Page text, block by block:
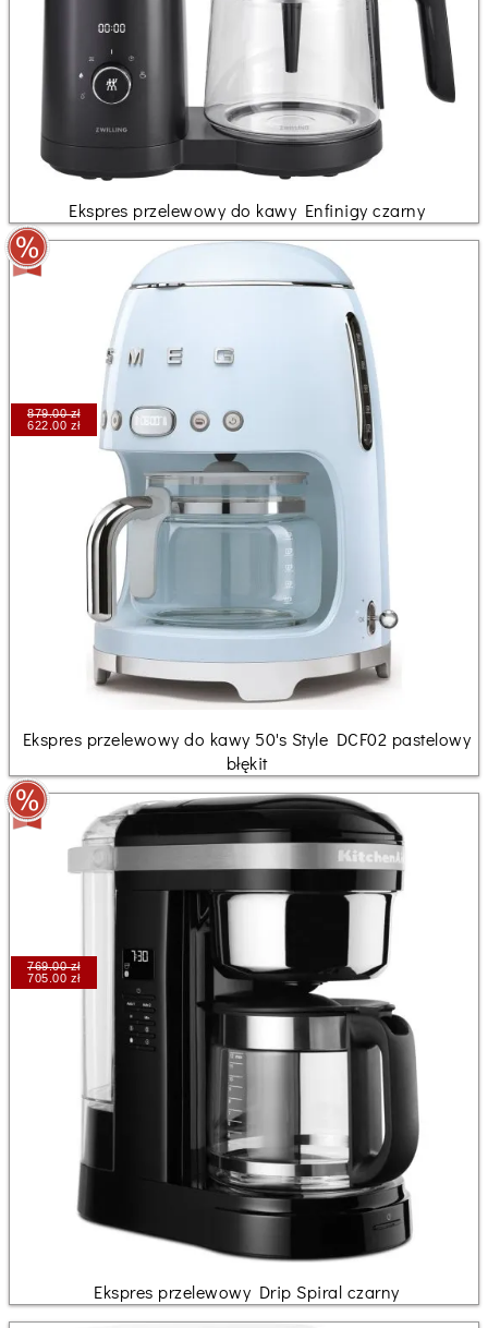
Ekspres przelewowy do kawy Enfinigy czarny
879.00 zł
622.00 zł
Ekspres przelewowy do kawy 50's Style DCF02 pastelowy
błękit
769.00 zł
705.00 zł
Ekspres przelewowy Drip Spiral czarny